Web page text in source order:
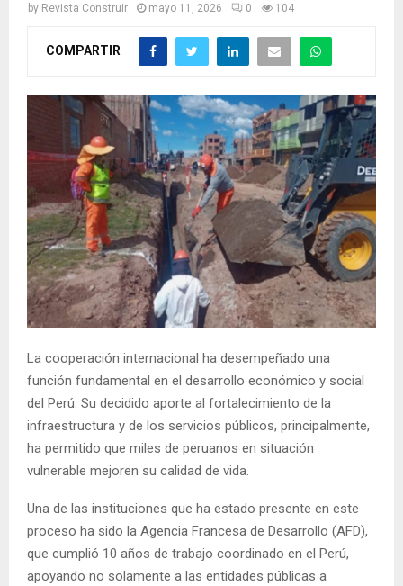
by Revista Construir mayo 11, 2026 0 104
COMPARTIR
La cooperación internacional ha desempeñado una
función fundamental en el desarrollo económico y social
del Perú. Su decidido aporte al fortalecimiento de la
infraestructura y de los servicios públicos, principalmente,
ha permitido que miles de peruanos en situación
vulnerable mejoren su calidad de vida.
Una de las instituciones que ha estado presente en este
proceso ha sido la Agencia Francesa de Desarrollo (AFD),
que cumplió 10 años de trabajo coordinado en el Perú,
apoyando no solamente a las entidades públicas a